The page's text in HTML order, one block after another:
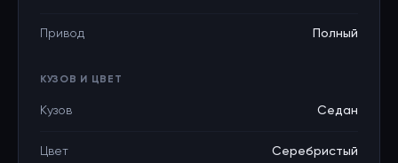
Привод Полный
КУЗОВ И ЦВЕТ
Кузов Седан
Цвет Серебристый